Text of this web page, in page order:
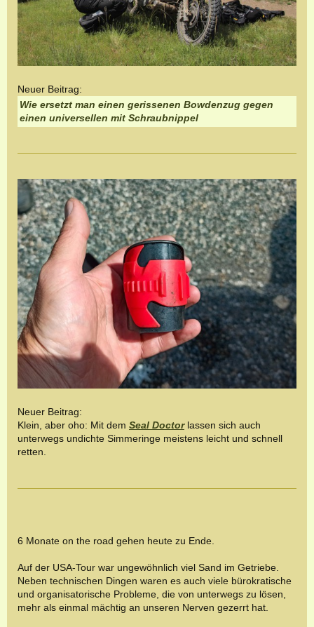
Neuer Beitrag:
Wie ersetzt man einen gerissenen Bowdenzug gegen
einen universellen mit Schraubnippel
Neuer Beitrag:
Klein, aber oho: Mit dem Seal Doctorlassen sich auch
unterwegs undichte Simmeringe meistens leicht und schnell
retten.
6 Monate on the road gehen heute zu Ende.
Auf der USA-Tour war ungewöhnlich viel Sand im Getriebe.
Neben technischen Dingen waren es auch viele bürokratische
und organisatorische Probleme, die von unterwegs zu lösen,
mehr als einmal mächtig an unseren Nerven gezerrt hat.